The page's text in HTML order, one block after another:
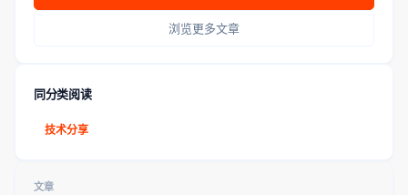
浏览更多文章
同分类阅读
技术分享
文章